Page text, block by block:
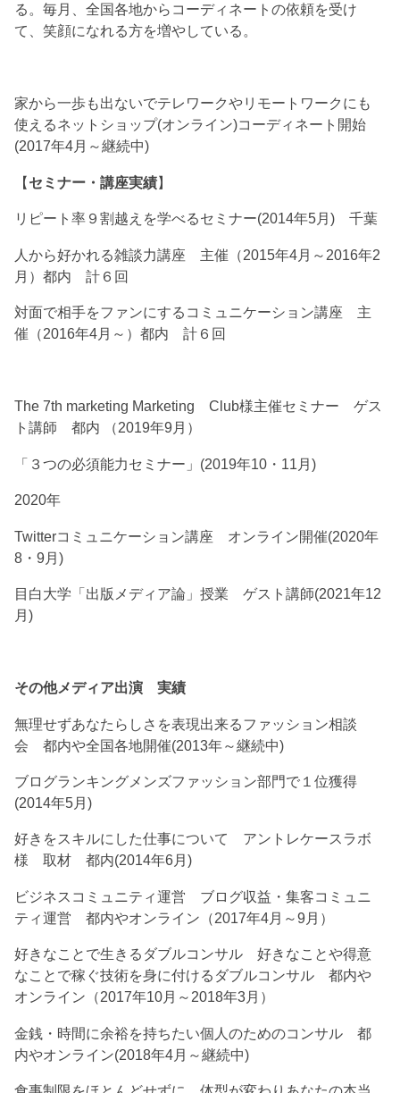
る。毎月、全国各地からコーディネートの依頼を受け
て、笑顔になれる方を増やしている。
家から一歩も出ないでテレワークやリモートワークにも
使えるネットショップ(オンライン)コーディネート開始
(2017年4月～継続中)
【セミナー・講座実績】
リピート率９割越えを学べるセミナー(2014年5月) 千葉
人から好かれる雑談力講座 主催（2015年4月～2016年2
月）都内 計６回
対面で相手をファンにするコミュニケーション講座 主
催（2016年4月～）都内 計６回
The 7th marketing Marketing Club様主催セミナー ゲス
ト講師 都内 （2019年9月）
「３つの必須能力セミナー」(2019年10・11月)
2020年
Twitterコミュニケーション講座 オンライン開催(2020年
8・9月)
目白大学「出版メディア論」授業 ゲスト講師(2021年12
月)
その他メディア出演 実績
無理せずあなたらしさを表現出来るファッション相談
会 都内や全国各地開催(2013年～継続中)
ブログランキングメンズファッション部門で１位獲得
(2014年5月)
好きをスキルにした仕事について アントレケースラボ
様 取材 都内(2014年6月)
ビジネスコミュニティ運営 ブログ収益・集客コミュニ
ティ運営 都内やオンライン（2017年4月～9月）
好きなことで生きるダブルコンサル 好きなことや得意
なことで稼ぐ技術を身に付けるダブルコンサル 都内や
オンライン（2017年10月～2018年3月）
金銭・時間に余裕を持ちたい個人のためのコンサル 都
内やオンライン(2018年4月～継続中)